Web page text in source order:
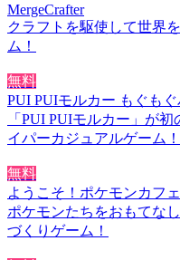
MergeCrafter
クラフトを駆使して世界
ム！
無料
PUI PUIモルカー もぐも
「PUI PUIモルカー」が
イパーカジュアルゲーム！
無料
ようこそ！ポケモンカフ
ポケモンたちをおもてな
づくりゲーム！